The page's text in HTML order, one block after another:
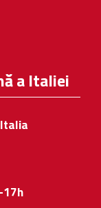
a Italiei
17h